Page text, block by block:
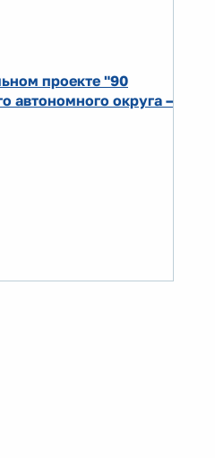
проекте "90
автономного округа –